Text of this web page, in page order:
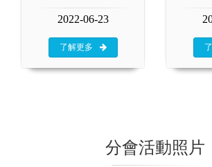
2022-06-23
了解更多
分會活動照片